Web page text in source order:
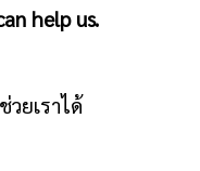
help us.
วยเราได้